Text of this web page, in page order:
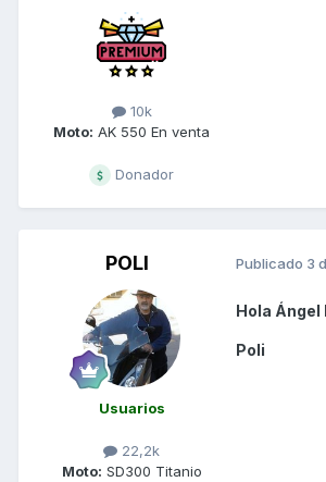
10k
Moto: AK 550 En venta
Donador
POLI
Usuarios
22,2k
Moto: SD300 Titanio
Publicado 3
Hola Ángel
Poli